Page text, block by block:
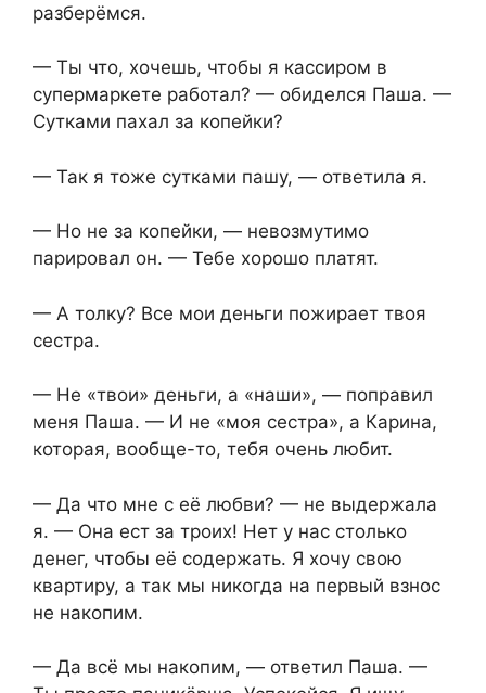
разберёмся.
— Ты что, хочешь, чтобы я кассиром в
супермаркете работал? — обиделся Паша. —
Сутками пахал за копейки?
— Так я тоже сутками пашу, — ответила я.
— Но не за копейки, — невозмутимо
парировал он. — Тебе хорошо платят.
— А толку? Все мои деньги пожирает твоя
сестра.
— Не «твои» деньги, а «наши», — поправил
меня Паша. — И не «моя сестра», а Карина,
которая, вообще-то, тебя очень любит.
— Да что мне с её любви? — не выдержала
я. — Она ест за троих! Нет у нас столько
денег, чтобы её содержать. Я хочу свою
квартиру, а так мы никогда на первый взнос
не накопим.
— Да всё мы накопим, — ответил Паша. —